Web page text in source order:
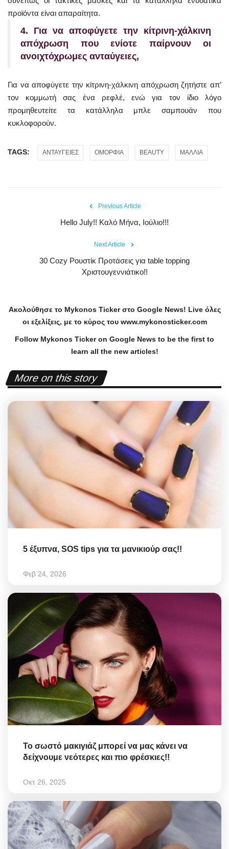
προϊόντα είναι απαραίτητα.
4. Για να αποφύγετε την κίτρινη-χάλκινη
απόχρωση
που ενίοτε παίρνουν οι
ανοιχτόχρωμες ανταύγειες,
Για να αποφύγετε την κίτρινη-χάλκινη απόχρωση ζητήστε απ’
τον κομμωτή σας ένα ρεφλέ, ενώ για τον ίδιο λόγο
προμηθευτείτε τα κατάλληλα μπλε σαμπουάν που
κυκλοφορούν.
TAGS: ΑΝΤΑΥΓΕΙΕΣ ΟΜΟΡΦΙΑ BEAUTY ΜΑΛΛΙΑ
Previous Article
Hello July!! Καλό Μήνα, Ιούλιο!!!
Next Article
30 Cozy Ρουστίκ Προτάσεις για table topping
Χριστουγεννιάτικο!!
Ακολούθησε το Mykonos Tickerστο Google News! Liveόλες
οι εξελίξεις, με το κύρος του www.mykonosticker.com
Follow Mykonos Ticker on Google News to be the first to
learn all the new articles!
More on this story
5 έξυπνα, SOS tips για τα μανικιούρ σας!!
Φεβ 24, 2026
Το σωστό μακιγιάζ μπορεί να μας κάνει να
δείχνουμε νεότερες και πιο φρέσκιες!!
Οκτ 26, 2025